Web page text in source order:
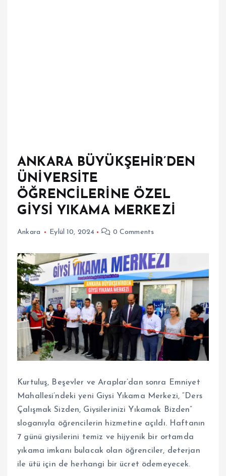
ANKARA BÜYÜKŞEHİR’DEN
ÜNİVERSİTE
ÖĞRENCİLERİNE ÖZEL
GİYSİ YIKAMA MERKEZİ
Ankara Eylül 10, 2024 0 Comments
Kurtuluş, Beşevler ve Araplar’dan sonra Emniyet
Mahallesi’ndeki yeni Giysi Yıkama Merkezi, “Ders
Çalışmak Sizden, Giysilerinizi Yıkamak Bizden”
sloganıyla öğrencilerin hizmetine açıldı. Haftanın
7 günü giysilerini temiz ve hijyenik bir ortamda
yıkama imkanı bulacak olan öğrenciler, deterjan
ile ütü için de herhangi bir ücret ödemeyecek.